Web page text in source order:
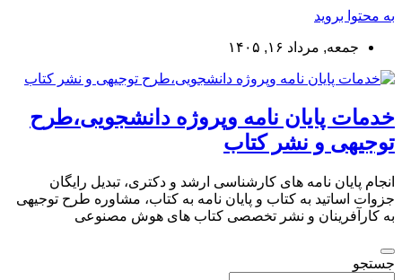
به محتوا بروید
جمعه, مرداد ۱۶, ۱۴۰۵
خدمات پایان نامه وپروژه دانشجویی،طرح
توجیهی و نشر کتاب
انجام پایان نامه های کارشناسی ارشد و دکتری، تبدیل رایگان
جزوات اساتید به کتاب و پایان نامه به کتاب، مشاوره طرح توجیهی
به کارآفرینان و نشر تخصصی کتاب های هوش مصنوعی
جستجو